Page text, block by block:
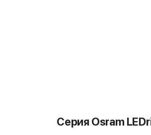
Серия Osram